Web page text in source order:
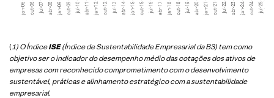
( 1) O ÍndiceISE(Índice de Sustentabilidade Empresarial da B3) tem como
objetivo ser o indicador do desempenho médio das cotações dos ativos de
empresas com reconhecido comprometimento com o desenvolvimento
sustentável, práticas e alinhamento estratégico com a sustentabilidade
empresarial.